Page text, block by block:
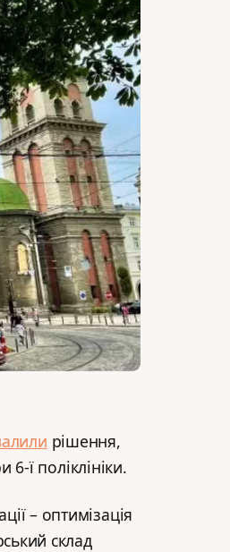
рішення,
6-ї поліклініки.
– оптимізація
склад